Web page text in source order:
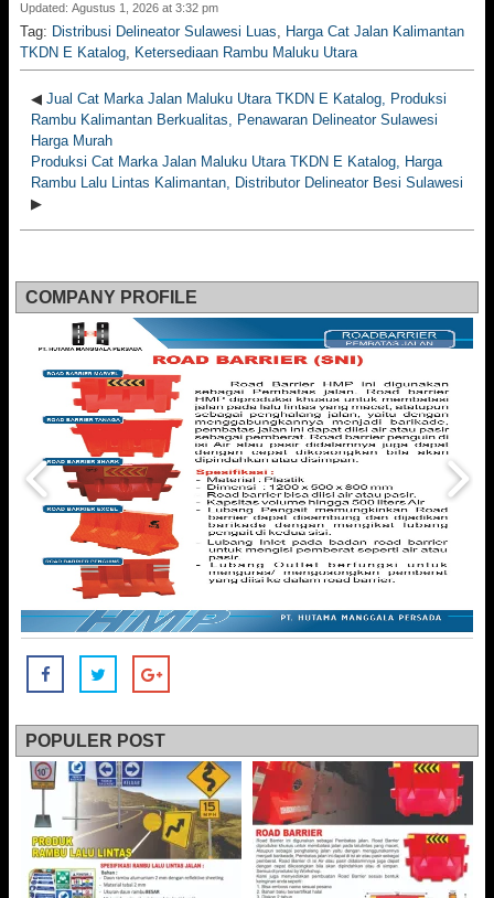
Updated: Agustus 1, 2026 at 3:32 pm
Tag: Distribusi Delineator Sulawesi Luas, Harga Cat Jalan Kalimantan
TKDN E Katalog, Ketersediaan Rambu Maluku Utara
◀ Jual Cat Marka Jalan Maluku Utara TKDN E Katalog, Produksi
Rambu Kalimantan Berkualitas, Penawaran Delineator Sulawesi
Harga Murah
Produksi Cat Marka Jalan Maluku Utara TKDN E Katalog, Harga
Rambu Lalu Lintas Kalimantan, Distributor Delineator Besi Sulawesi
▶
COMPANY PROFILE
POPULER POST